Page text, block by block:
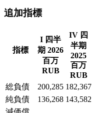
追加指標
指標
I 四半
期 2026
百万
RUB
IV 四
半期
2025
百万
RUB
総負債
200,285 182,367
純負債
136,268 143,582